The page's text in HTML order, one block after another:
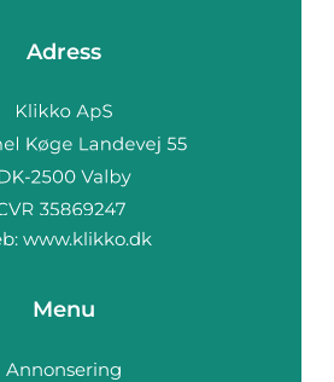
Adress
www.klikko.dk
Menu
Annonsering